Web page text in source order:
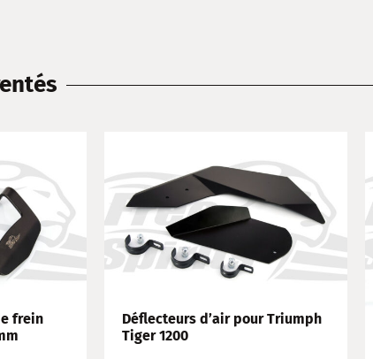
frein
Déflecteurs d’air pour Triumph
Tiger 1200